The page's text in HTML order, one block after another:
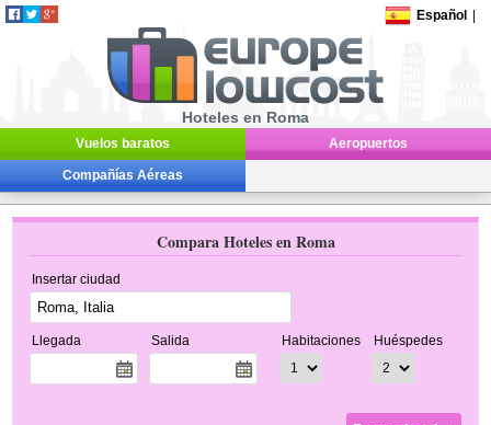
Español
Hoteles en Roma
Vuelos baratos Aeropuertos
Compañías Aéreas
Compara Hoteles en Roma
Insertar ciudad
Llegada Salida Habitaciones Huéspedes